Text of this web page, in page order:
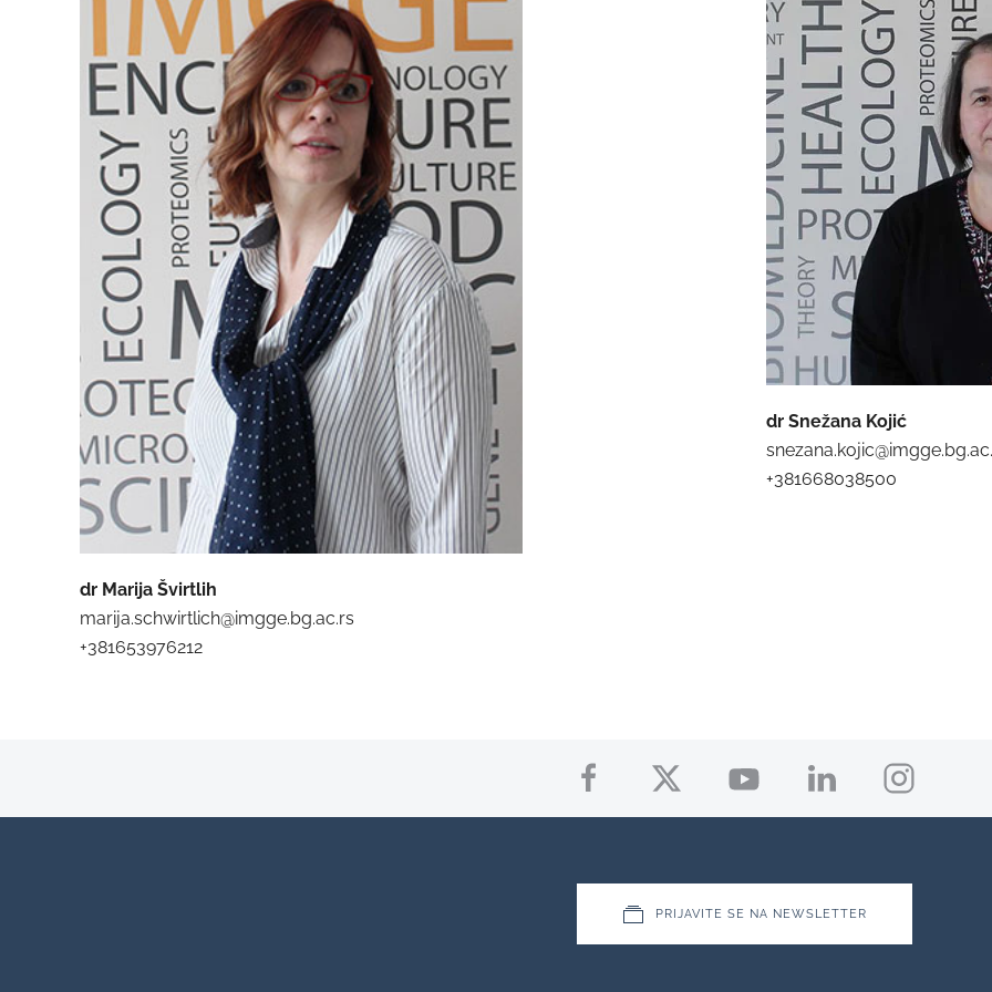
dr Marija Švirtlih
marija.schwirtlich@imgge.bg.ac.rs
+381653976212
dr Snežana Kojić
+381668038500
PRIJAVITE SE NA NEWSLETTER